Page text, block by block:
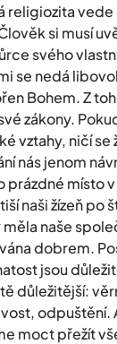
religiozita
si musí
svého
se nedá
Bohem. Z
zákony.
vztahy, ničí
nás jenom
prázdné místo
naši žízeň po
naše
dobrem.
jsou
důležitější:
odpuštění.
moct přežít